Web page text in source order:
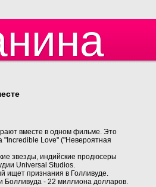
вместе в одном фильме. Это
"Incredible Love" ("Невероятная
звезды, индийские продюсеры
Universal Studios.
ищет признания в Голливуде.
Болливуда - 22 миллиона долларов.